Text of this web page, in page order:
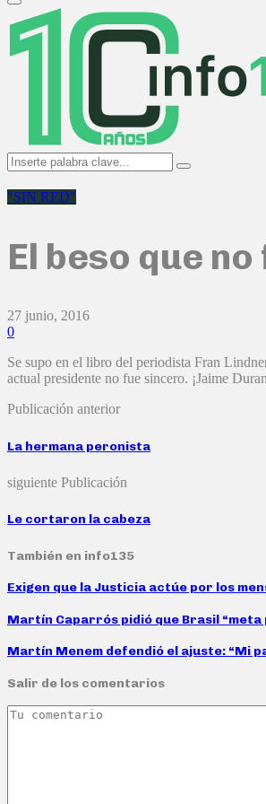
Primary
Menu
Search
for:
Search
"SIN RED"
El beso que no
27 junio, 2016
0
Se supo en el libro del periodista Fran
actual presidente no fue sincero. ¡Jaime
Publicación anterior
La hermana peronista
siguiente Publicación
Le cortaron la cabeza
También en info135
Exigen que la Justicia actúe por los
Martín Caparrós pidió que Brasil
Martín Menem defendió el ajuste: “Mi
Salir de los comentarios